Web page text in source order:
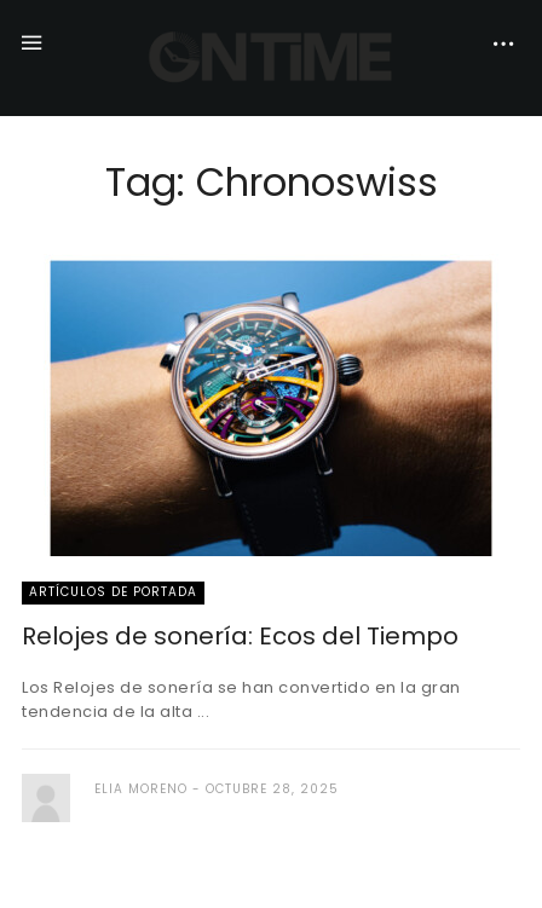
Tag: Chronoswiss
ARTÍCULOS DE PORTADA
Relojes de sonería: Ecos del Tiempo
Los Relojes de sonería se han convertido en la gran
tendencia de la alta ...
ELIA MORENO OCTUBRE 28, 2025